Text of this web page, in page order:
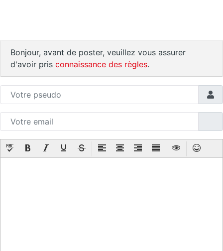
Bonjour, avant de poster, veuillez vous assurer
d'avoir pris connaissance des règles.